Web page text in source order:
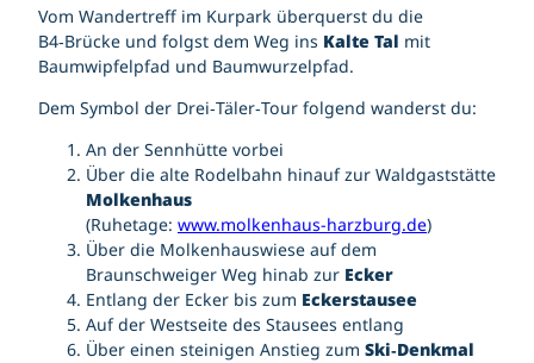
Vom Wandertreff im Kurpark überquerst du die
B4‑Brücke und folgst dem Weg ins Kalte Tal mit
Baumwipfelpfad und Baumwurzelpfad.
Dem Symbol der Drei‑Täler‑Tour folgend wanderst du:
An der Sennhütte vorbei
Über die alte Rodelbahn hinauf zur Waldgaststätte
Molkenhaus
(Ruhetage: www.molkenhaus-harzburg.de)
Über die Molkenhauswiese auf dem
Braunschweiger Weg hinab zur Ecker
Entlang der Ecker bis zum Eckerstausee
Auf der Westseite des Stausees entlang
Über einen steinigen Anstieg zum Ski‑Denkmal